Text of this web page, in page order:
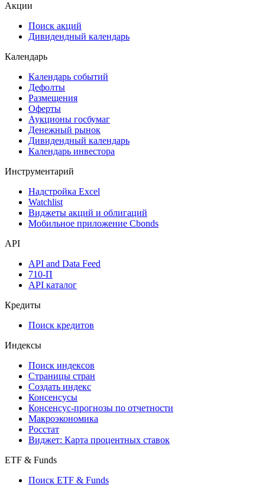
Акции
Поиск акций
Дивидендный календарь
Календарь
Календарь событий
Дефолты
Размещения
Оферты
Аукционы госбумаг
Денежный рынок
Дивидендный календарь
Календарь инвестора
Инструментарий
Надстройка Excel
Watchlist
Виджеты акций и облигаций
Мобильное приложение Cbonds
API
API and Data Feed
710-П
API каталог
Кредиты
Поиск кредитов
Индексы
Поиск индексов
Страницы стран
Создать индекс
Консенсусы
Консенсус-прогнозы по отчетности
Макроэкономика
Росстат
Виджет: Карта процентных ставок
ETF & Funds
Поиск ETF & Funds